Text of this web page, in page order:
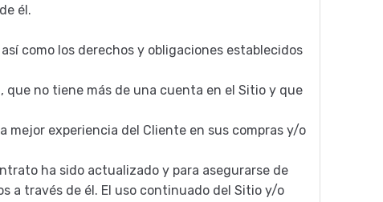
él.
como los derechos y obligaciones establecidos
no tiene más de una cuenta en el Sitio y que
mejor experiencia del Cliente en sus compras y/o
ha sido actualizado y para asegurarse de
a través de él. El uso continuado del Sitio y/o